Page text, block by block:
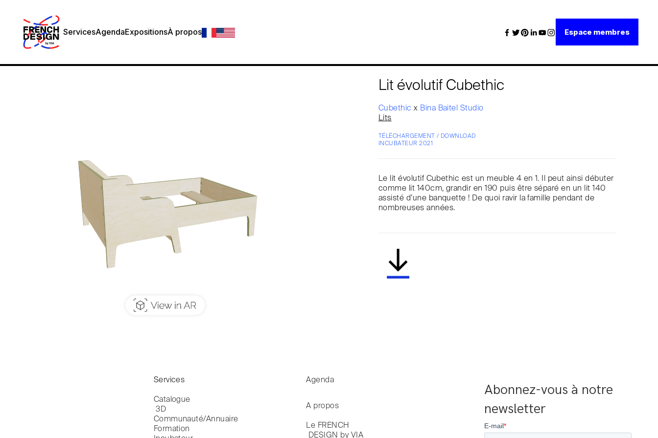
ServicesAgendaExpositionsÀ propos Espace membres
Lit évolutif Cubethic
Cubethicx Bina Baitel Studio
Lits
TÉLÉCHARGEMENT / DOWNLOAD
INCUBATEUR 2021
Le lit évolutif Cubethic est un meuble 4 en 1. Il peut ainsi débuter
comme lit 140cm, grandir en 190 puis être séparé en un lit 140
assisté d’une banquette ! De quoi ravir la famille pendant de
nombreuses années.
Abonnez-vous à notre
newsletter
Services
Catalogue
3D
Communauté/Annuaire
Formation
Agenda
A propos
Le FRENCH
DESIGN by VIA